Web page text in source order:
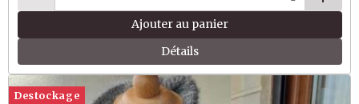
Ajouter au panier
Détails
Destockage